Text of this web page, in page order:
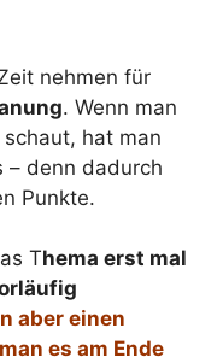
nehmen für
. Wenn man
hat man
– denn dadurch
Punkte.
Thema erst mal
aber einen
es am Ende